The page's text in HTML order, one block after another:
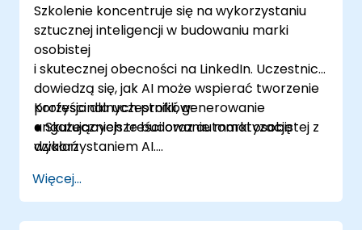
Szkolenie koncentruje się na wykorzystaniu
sztucznej inteligencji w budowaniu marki
osobistej
i skutecznej obecności na LinkedIn. Uczestnicy
dowiedzą się, jak AI może wspierać tworzenie
profesjonalnych profili, generowanie
angażujących treści oraz automatyzację
działań
narzędzia AI do analizy trendów, optymalizacji
postów
oraz personalizacji komunikacji. Szkolenie
Korzyści dla uczestników:
● Skuteczniejsze budowanie marki osobistej z
wykorzystaniem AI.
pod kątem algorytmu platformy.
● Automatyzacja networkingowych działań i
personalizacja komunikacji.
Więcej...